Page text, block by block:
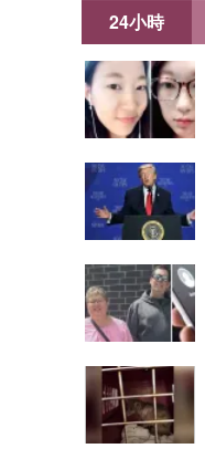
24小時